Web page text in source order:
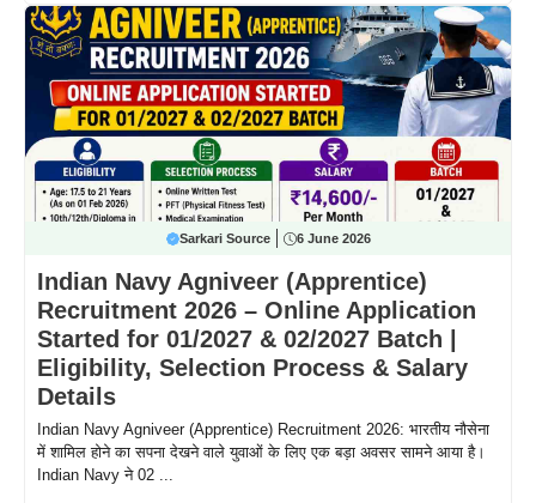
Sarkari Source 6 June 2026
Indian Navy Agniveer (Apprentice)
Recruitment 2026 – Online Application
Started for 01/2027 & 02/2027 Batch |
Eligibility, Selection Process & Salary
Details
Indian Navy Agniveer (Apprentice) Recruitment 2026: भारतीय नौसेना
में शामिल होने का सपना देखने वाले युवाओं के लिए एक बड़ा अवसर सामने आया है।
Indian Navy ने 02 ...